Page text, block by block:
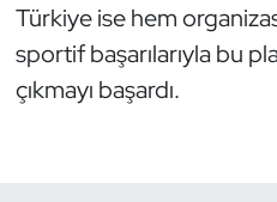
Türkiye ise hem
sportif başarılarıyla bu
çıkmayı başardı.
Yüzme